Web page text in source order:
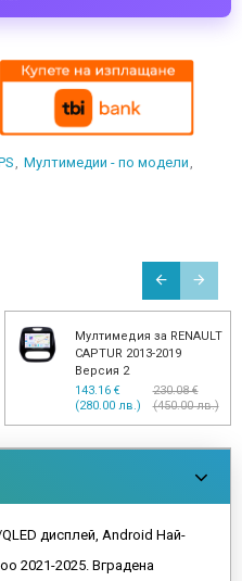
Мултимедии - по модели
Мултимедия Renault
Sandero V2 2012-2019
153.38 €
(299.99 лв.)
(455.00 лв.)
дисплей, Android Най-
2021-2025. Вградена